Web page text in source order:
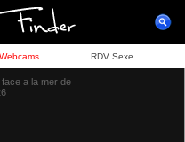
Webcams RDV Sexe
face a la mer de